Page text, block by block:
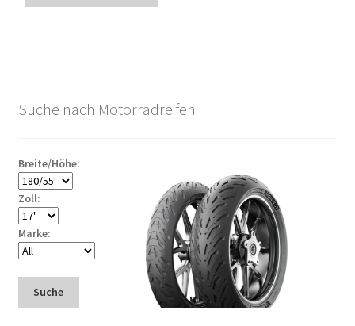
Suche nach Motorradreifen
Breite/Höhe:
Zoll:
Marke:
Suche